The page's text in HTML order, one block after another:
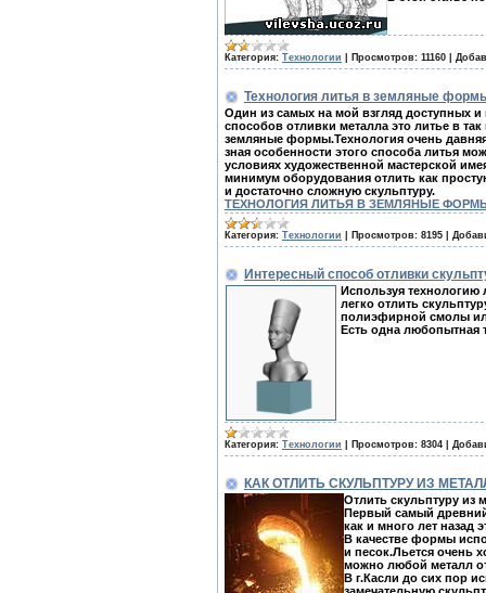
Категория: Технологии Просмотров: 11160
Технология литья в земляные
Один из самых на мой взгляд доступных и
способов отливки металла это литье в
земляные формы.Технология очень
зная особенности этого способа литья
условиях художественной мастерской
минимум оборудования отлить как
и достаточно сложную скульптуру.
ТЕХНОЛОГИЯ ЛИТЬЯ В ЗЕМЛЯНЫЕ
Категория: Технологии Просмотров: 8195
Интересный способ отливки
Используя
легко отлить
полиэфирной смолы
Есть одна любопытная
Категория: Технологии Просмотров: 8304
КАК ОТЛИТЬ СКУЛЬПТУРУ ИЗ
Отлить скульптуру из
Первый самый древний
как и много лет назад
В качестве формы
и песок.Льется очень
можно любой металл
В г.Касли до сих пор